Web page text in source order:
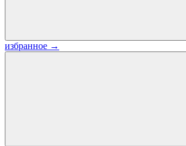
избранное →